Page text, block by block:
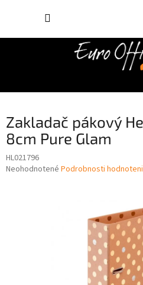
Zakladač pákový
8cm Pure Glam
HL021796
Priemerné
Neohodnotené Podrobnosti